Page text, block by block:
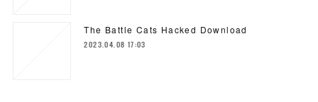
The Battle Cats Hacked Download
2023.04.08 17:03